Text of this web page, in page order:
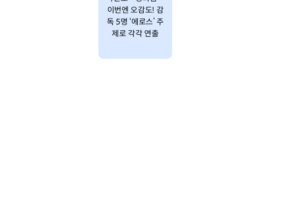
이번엔 오감도! 감
독 5명 ‘에로스’ 주
제로 각각 연출